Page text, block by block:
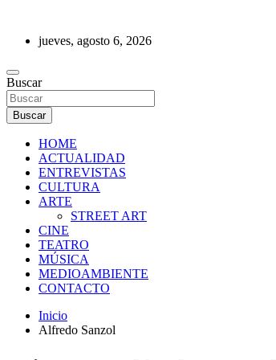
contenidojueves, agosto 6, 2026
REVISTA DE PRENSA
Buscar
Buscar
HOME
ACTUALIDAD
ENTREVISTAS
CULTURA
ARTE
STREET ART
CINE
TEATRO
MÚSICA
MEDIOAMBIENTE
CONTACTO
Inicio
Alfredo Sanzol